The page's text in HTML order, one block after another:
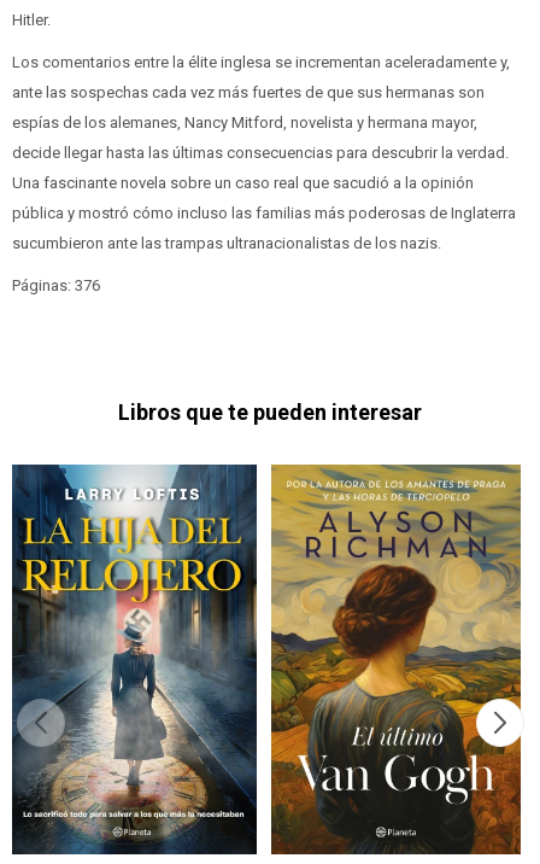
Hitler.
Los comentarios entre la élite inglesa se incrementan aceleradamente y,
ante las sospechas cada vez más fuertes de que sus hermanas son
espías de los alemanes, Nancy Mitford, novelista y hermana mayor,
decide llegar hasta las últimas consecuencias para descubrir la verdad.
Una fascinante novela sobre un caso real que sacudió a la opinión
pública y mostró cómo incluso las familias más poderosas de Inglaterra
sucumbieron ante las trampas ultranacionalistas de los nazis.
Páginas: 376
Libros que te pueden interesar